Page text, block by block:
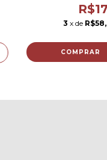
3 x de
COMPRAR